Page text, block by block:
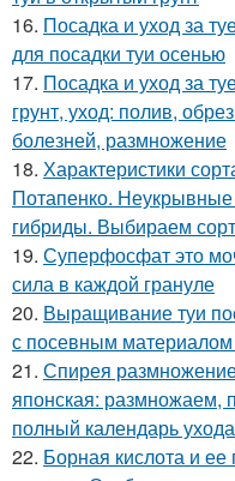
16. Посадка и уход за
для посадки туи осенью
17. Посадка и уход за
грунт, уход: полив,
болезней, размножение
18. Характеристики
Потапенко. Неукрывные
гибриды. Выбираем
19. Суперфосфат это
сила в каждой грануле
20. Выращивание туи
с посевным
21. Спирея
японская: размножаем,
полный календарь
22. Борная кислота и